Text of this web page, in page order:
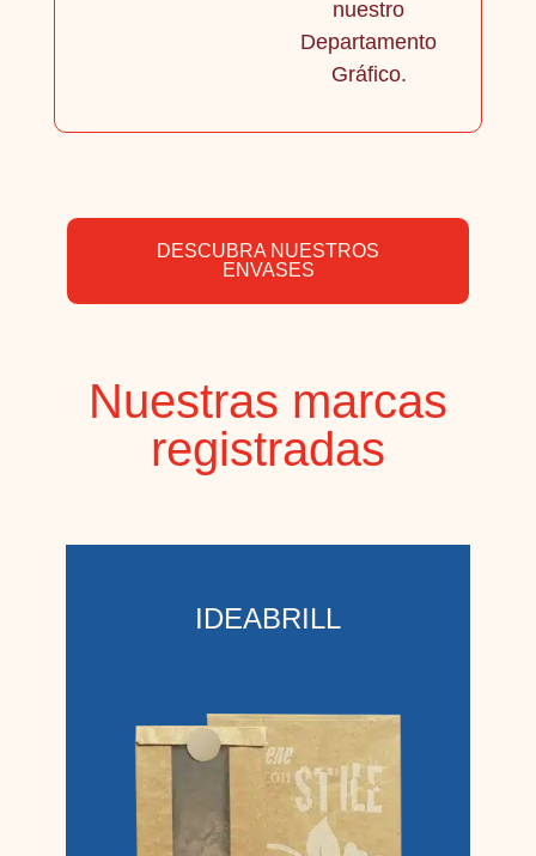
nuestro
Departamento
Gráfico.
DESCUBRA NUESTROS
ENVASES
Nuestras marcas
registradas
IDEABRILL